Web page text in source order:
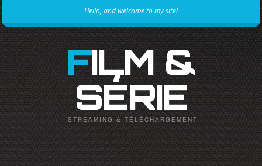
Hello, and welcome to my site!
FILM &
SÉRIE
STREAMING & TÉLÉCHARGEMENT